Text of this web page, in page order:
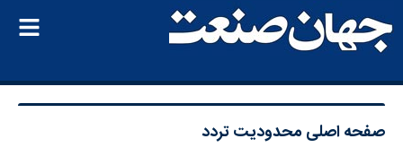
صفحه اصلی محدودیت تردد